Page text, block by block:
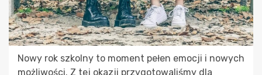
Nowy rok szkolny to moment pełen emocji i nowych
możliwości. Z tej okazji przygotowaliśmy dla